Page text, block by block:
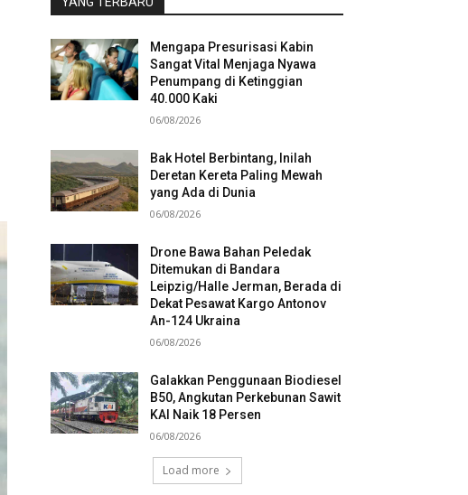
Mengapa Presurisasi Kabin
Sangat Vital Menjaga Nyawa
Penumpang di Ketinggian
40.000 Kaki
06/08/2026
Bak Hotel Berbintang, Inilah
Deretan Kereta Paling Mewah
yang Ada di Dunia
06/08/2026
Drone Bawa Bahan Peledak
Ditemukan di Bandara
Leipzig/Halle Jerman, Berada di
Dekat Pesawat Kargo Antonov
An-124 Ukraina
06/08/2026
Galakkan Penggunaan Biodiesel
B50, Angkutan Perkebunan Sawit
KAI Naik 18 Persen
06/08/2026
Load more